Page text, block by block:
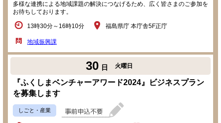
多様な連携による地域課題の解決につなげるため、広く皆さまのご参加を
お待ちしております。
13時30分～16時10分 福島県庁 本庁舎5F正庁
地域振興課
30 日 火曜日
『ふくしまベンチャーアワード2024』ビジネスプラン
を募集します
しごと・産業